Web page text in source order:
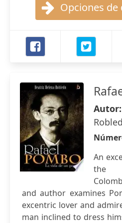
Opciones de
Autor:
An
the
and author examines
excentric lover and
man inclined to dress